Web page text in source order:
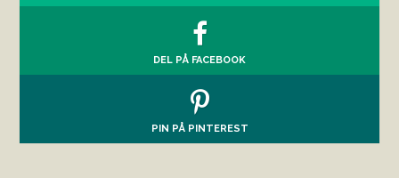
DEL PÅ FACEBOOK
PIN PÅ PINTEREST